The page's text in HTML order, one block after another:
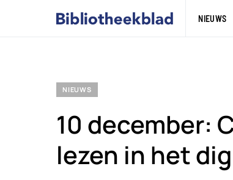
NIEUWS
NIEUWS
10 december:
lezen in het